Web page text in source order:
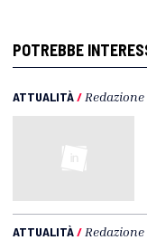
POTREBBE
ATTUALITÀ/ Redazione
ATTUALITÀ/ Redazione